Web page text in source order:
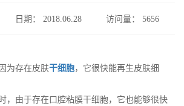
日期： 2018.06.28 访问量：5656
为存在皮肤干细胞，它很快能再生皮肤细
，由于存在口腔粘膜干细胞，它也能够很快